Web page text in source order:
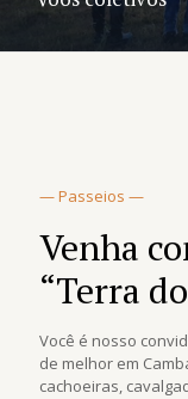
— Passeios —
Venha
“Terra
Você é nosso
de melhor em
cachoeiras,